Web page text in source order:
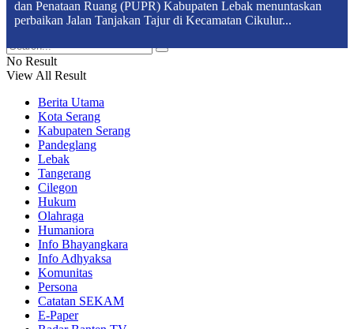
dan Penataan Ruang (PUPR) Kabupaten Lebak menuntaskan
perbaikan Jalan Tanjakan Tajur di Kecamatan Cikulur...
No Result
View All Result
Berita Utama
Kota Serang
Kabupaten Serang
Pandeglang
Lebak
Tangerang
Cilegon
Hukum
Olahraga
Humaniora
Info Bhayangkara
Info Adhyaksa
Komunitas
Persona
Catatan SEKAM
E-Paper